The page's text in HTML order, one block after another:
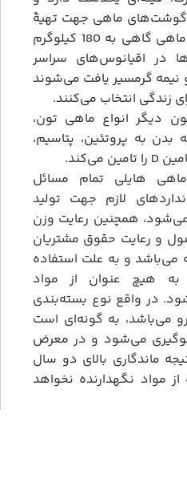
گوشت‌های ماهی جهت تهیۀ
تن ماهی است. وزن این ماهی گاهی به 180 کیلوگرم
در اقیانوس‌های سراسر
نیمه گرمسیر یافت می‌شوند
زندگی انتخاب می‌کنند.
دیگر انواع ماهی تون،
بدن به پروتئین، پتاسیم،
هایلی تمام مسائل
لازم جهت تولید
همچنین رعایت وزن
و رعایت حقوق مشتریان
می‌باشد و به علت استفاده
به هیچ عنوان از مواد
در واقع نوع بسته‌بندی
می‌باشد، به گونه‌ای است
می‌شود و در معرض
ماندگاری بالای دو سال
مواد نگهدارنده نخواهد